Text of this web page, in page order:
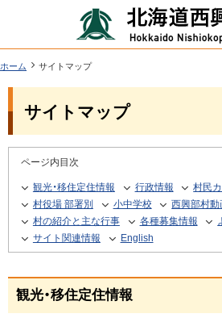
へ
メ
ツ
現
階
層
ホーム サイトマップ
サイトマップ
ページ内目次
観光・移住定住情報
行政情報
村民
村役場 部署別
小中学校
西興部村
村の紹介と主な行事
各種募集情報
サイト関連情報
English
観光・移住定住情報